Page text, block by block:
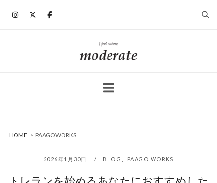
ホ
ー
HOME > PAAGOWORKS
2026年1月30日 BLOG PAAGO WORKS